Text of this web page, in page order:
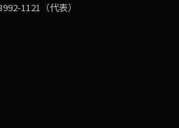
1121（代表）